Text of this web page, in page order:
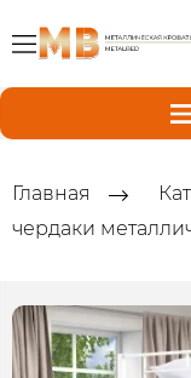
Главная
чердаки